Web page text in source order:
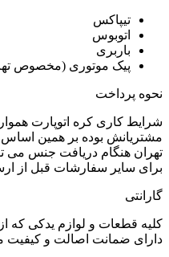
تیپاکس
اتوبوس
باربری
پیک موتوری (مخصوص
نحوه پرداخت
شرایط کاری کره اتوپارت
مشتریانش بوده بر همین
تهران هنگام دریافت جنس می
برای سایر سفارشات قبل از
گارانتی
کلیه قطعات و لوازم یدکی که
دارای ضمانت اصالت و کیفیت